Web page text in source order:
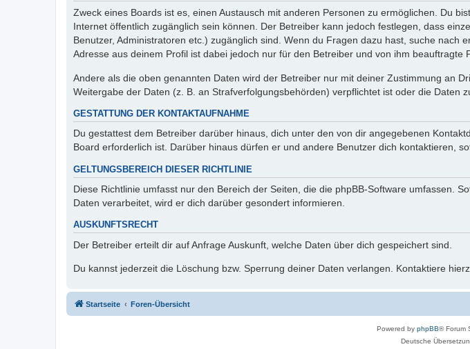
Zweck eines Boards ist es, einen Austausch mit anderen Personen zu ermöglichen. Du
Internet öffentlich zugänglich sein können. Der Betreiber kann jedoch festlegen, dass
Benutzer, Administratoren etc.) zugänglich sind. Wenn du Fragen dazu hast, suche
Adresse aus deinem Profil ist dabei jedoch nur für den Betreiber und von ihm beauftragte
Andere als die oben genannten Daten wird der Betreiber nur mit deiner Zustimmung an
Weitergabe der Daten (z. B. an Strafverfolgungsbehörden) verpflichtet ist oder die Daten
GESTATTUNG DER KONTAKTAUFNAHME
Du gestattest dem Betreiber darüber hinaus, dich unter den von dir angegebenen
Board erforderlich ist. Darüber hinaus dürfen er und andere Benutzer dich kontaktieren,
GELTUNGSBEREICH DIESER RICHTLINIE
Diese Richtlinie umfasst nur den Bereich der Seiten, die die phpBB-Software umfassen.
Daten verarbeitet, wird er dich darüber gesondert informieren.
AUSKUNFTSRECHT
Der Betreiber erteilt dir auf Anfrage Auskunft, welche Daten über dich gespeichert sind.
Du kannst jederzeit die Löschung bzw. Sperrung deiner Daten verlangen. Kontaktiere
Startseite Foren-Übersicht
Powered by phpBB® Forum
Deutsche